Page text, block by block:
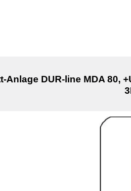
DUR-line MDA 80,